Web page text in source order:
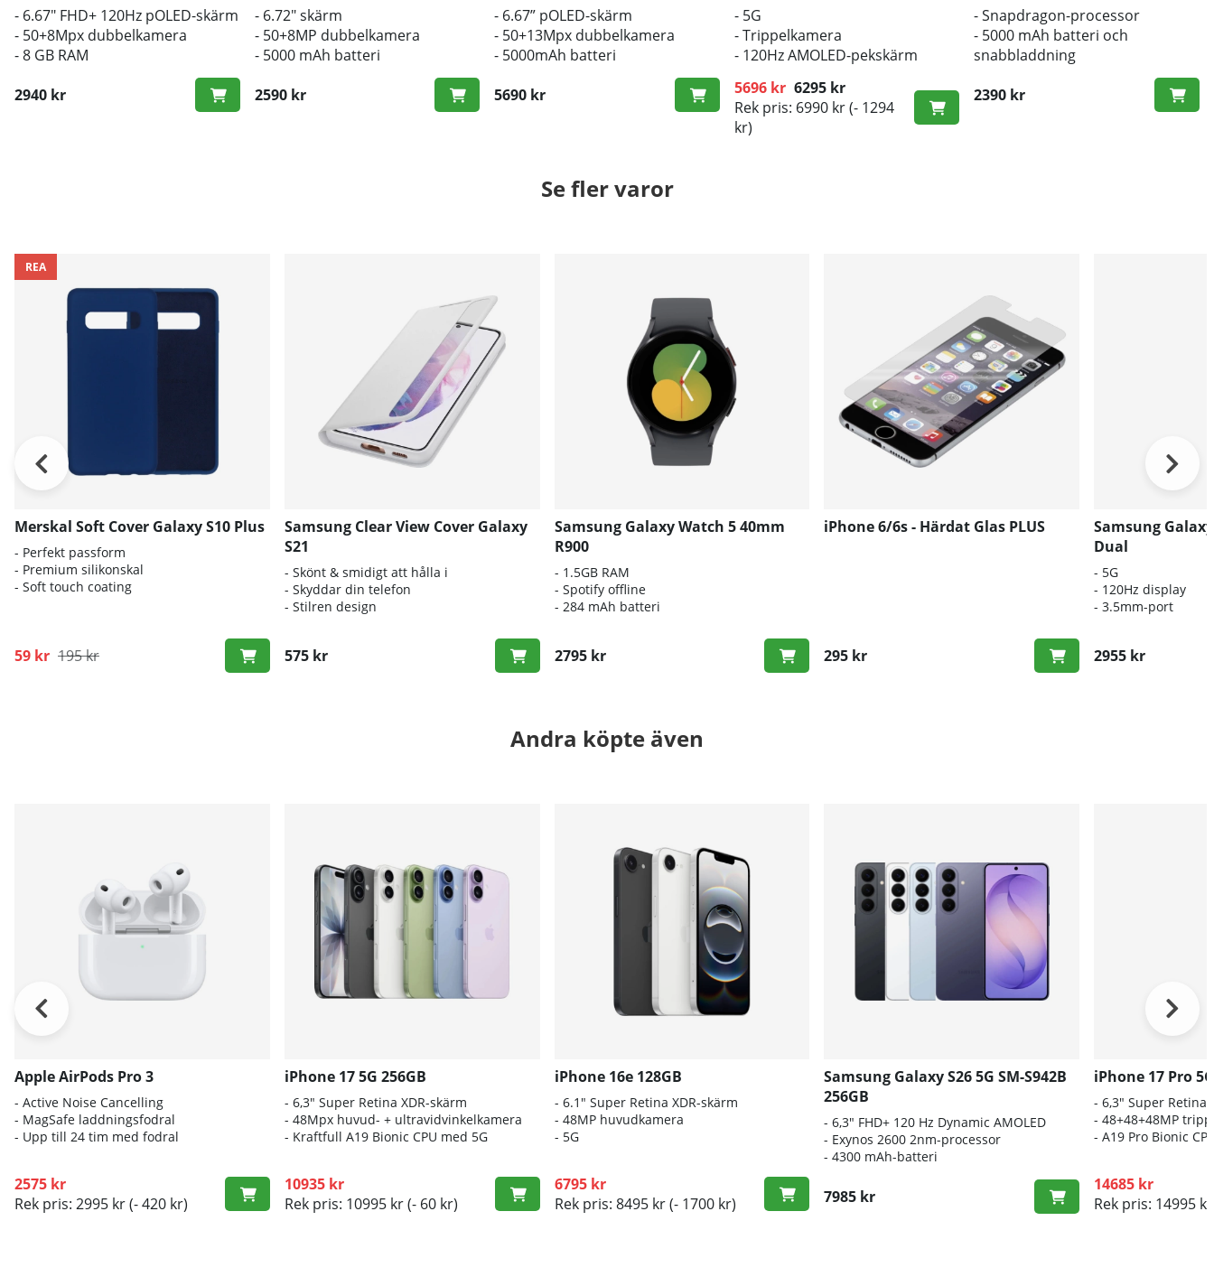
- 6.67" FHD+ 120Hz pOLED-skärm
- 50+8Mpx dubbelkamera
- 8 GB RAM
2940 kr
- 6.72" skärm
- 50+8MP dubbelkamera
- 5000 mAh batteri
2590 kr
- 6.67” pOLED-skärm
- 50+13Mpx dubbelkamera
- 5000mAh batteri
5690 kr
- 5G
- Trippelkamera
- 120Hz AMOLED-pekskärm
5696 kr 6295 kr
Rek pris: 6990 kr(- 1294
kr)
Ordinarie pris:
- Snapdragon-processor
- 5000 mAh batteri och
snabbladdning
2390 kr
Se fler varor
REA
Merskal Soft Cover Galaxy S10 Plus
- Perfekt passform
- Premium silikonskal
- Soft touch coating
59 kr 195 kr
Samsung Clear View Cover Galaxy
S21
- Skönt & smidigt att hålla i
- Skyddar din telefon
- Stilren design
575 kr
Samsung Galaxy Watch 5 40mm
R900
- 1.5GB RAM
- Spotify offline
- 284 mAh batteri
2795 kr
iPhone 6/6s - Härdat Glas PLUS
295 kr
Samsung
Dual
- 5G
- 120Hz display
- 3.5mm-port
2955 kr
Andra köpte även
Apple AirPods Pro 3
- Active Noise Cancelling
- MagSafe laddningsfodral
- Upp till 24 tim med fodral
2575 kr
Rek pris: 2995 kr(- 420 kr)
iPhone 17 5G 256GB
- 6,3" Super Retina XDR-skärm
- 48Mpx huvud- + ultravidvinkelkamera
- Kraftfull A19 Bionic CPU med 5G
10935 kr
Rek pris: 10995 kr(- 60 kr)
iPhone 16e 128GB
- 6.1″ Super Retina XDR-skärm
- 48MP huvudkamera
- 5G
6795 kr
Rek pris: 8495 kr(- 1700 kr)
Samsung Galaxy S26 5G SM-S942B
256GB
- 6,3" FHD+ 120 Hz Dynamic AMOLED
- Exynos 2600 2nm-processor
-4300 mAh-batteri
7985 kr
iPhone 17 Pro
- 6,3" Super Retina
- 48+48+48MP
-A19 Pro Bionic
14685 kr
Rek pris: 14995 kr